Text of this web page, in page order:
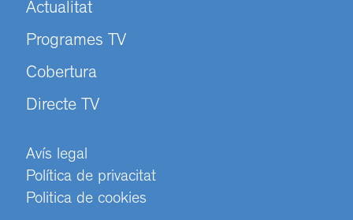
Actualitat
Programes TV
Cobertura
Directe TV
Avís legal
Política de privacitat
Politica de cookies